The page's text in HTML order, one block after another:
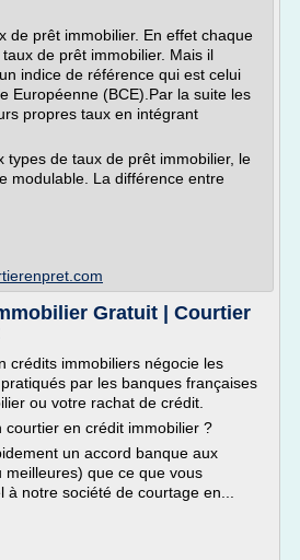
de prêt immobilier. En effet chaque
de prêt immobilier. Mais il
indice de référence qui est celui
Européenne (BCE).Par la suite les
propres taux en intégrant
types de taux de prêt immobilier, le
modulable. La différence entre
Gratuit | Courtier
crédits immobiliers négocie les
par les banques françaises
ou votre rachat de crédit.
courtier en crédit immobilier ?
un accord banque aux
meilleures) que ce que vous
notre société de courtage en...